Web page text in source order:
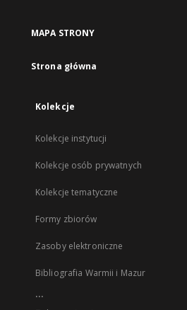
MAPA STRONY
Strona główna
Kolekcje
Kolekcje instytucji
Kolekcje osób prywatnych
Kolekcje tematyczne
Formy zbiorów
Zasoby elektroniczne
Bibliografia Warmii i Mazur
...